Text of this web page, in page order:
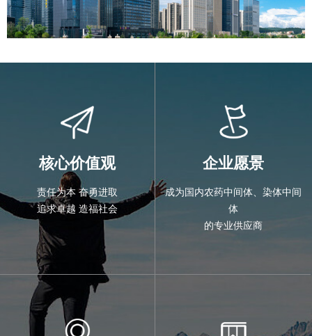
核心价值观
责任为本 奋勇进取
追求卓越 造福社会
企业愿景
成为国内农药中间体、染体中间
体
的专业供应商